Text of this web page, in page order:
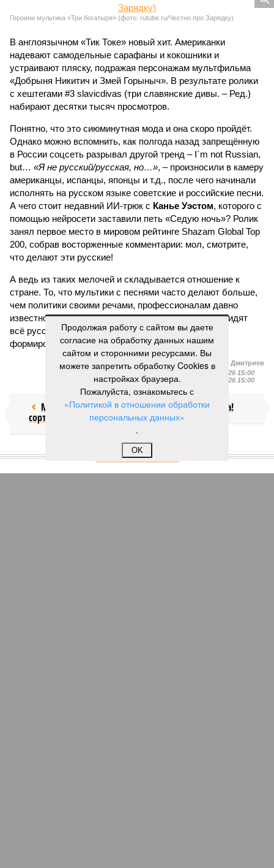
Героини мультика «Три богатыря» (фото: rutube.ru/Честно про Зарядку)
В англоязычном «Тик Токе» новый хит. Американки
надевают самодельные сарафаны и кокошники и
устраивают пляску, подражая персонажам мультфильма
«Добрыня Никитич и Змей Горыныч». В результате ролики
с хештегами #3 slavicdivas (три славянские дивы. – Ред.)
набирают десятки тысяч просмотров.
Понятно, что это сиюминутная мода и она скоро пройдёт.
Однако можно вспомнить, как полгода назад запрещённую
в России соцсеть разрывал другой тренд – I`m not Russian,
but… «Я не русский/русская, но…», – произносили в камеру
американцы, испанцы, японцы и т.д., после чего начинали
исполнять на русском языке советские и российские песни.
А чего стоит недавний ИИ-трюк с Канье Уэстом, которого с
помощью нейросети заставили петь «Седую ночь»? Ролик
занял первое место в мировом рейтинге Shazam Global Top
200, собрав восторженные комментарии: мол, смотрите,
что делают эти русские!
А ведь из таких мелочей и складывается отношение к
стране. То, что мультики с песнями часто делают больше,
чем политики своими речами, профессионалам давно
известно. Но заявлять о том, что за границей ненавидят
всё русское, конечно, намного проще, чем умело
формировать нужный имидж.
Иван Дмитриев
Опубликовано:
09.08.2026 15:00
Отредактировано:
09.08.2026 15:00
Мочить в
сортире
Посол ты на!
КОММЕНТАРИИ
Продолжая работу с сайтом вы даете
согласие на обработку данных нашим
сайтом и сторонними ресурсами. Вы
можете запретить обработку Cookies в
настройках браузера.
Пожалуйста, ознакомьтесь с
«Политикой в отношении обработки
персональных данных»
.
OK